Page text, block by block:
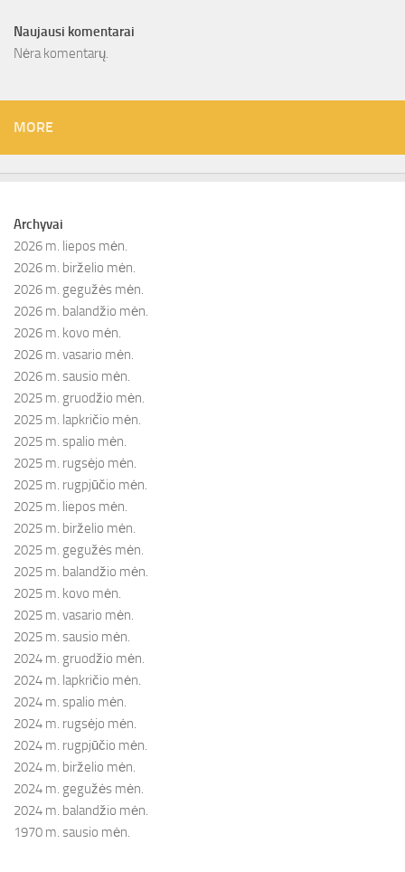
Naujausi komentarai
Nėra komentarų.
MORE
Archyvai
2026 m. liepos mėn.
2026 m. birželio mėn.
2026 m. gegužės mėn.
2026 m. balandžio mėn.
2026 m. kovo mėn.
2026 m. vasario mėn.
2026 m. sausio mėn.
2025 m. gruodžio mėn.
2025 m. lapkričio mėn.
2025 m. spalio mėn.
2025 m. rugsėjo mėn.
2025 m. rugpjūčio mėn.
2025 m. liepos mėn.
2025 m. birželio mėn.
2025 m. gegužės mėn.
2025 m. balandžio mėn.
2025 m. kovo mėn.
2025 m. vasario mėn.
2025 m. sausio mėn.
2024 m. gruodžio mėn.
2024 m. lapkričio mėn.
2024 m. spalio mėn.
2024 m. rugsėjo mėn.
2024 m. rugpjūčio mėn.
2024 m. birželio mėn.
2024 m. gegužės mėn.
2024 m. balandžio mėn.
1970 m. sausio mėn.